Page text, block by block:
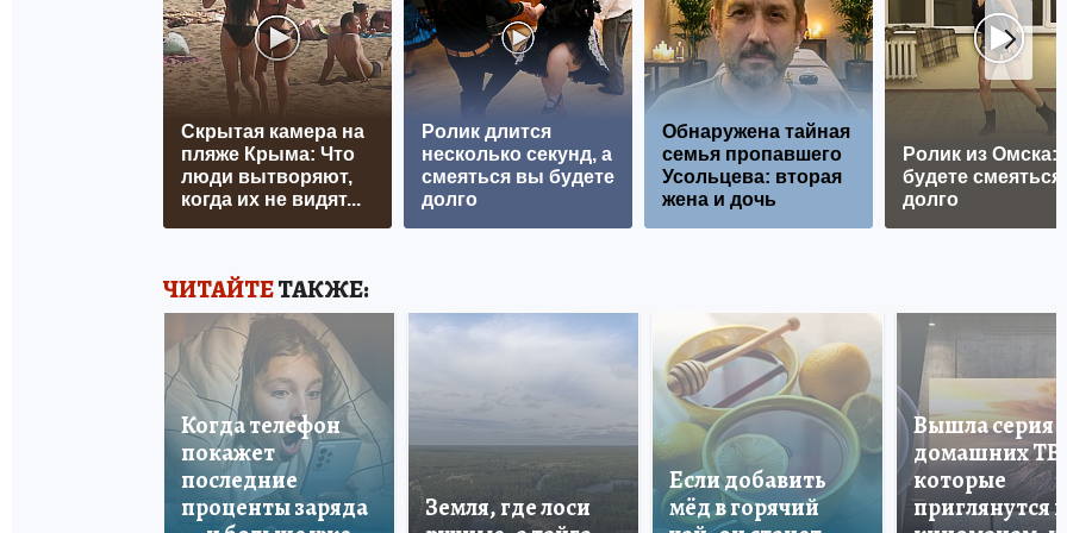
Скрытая камера на
пляже Крыма: Что
люди вытворяют,
когда их не видят...
Ролик длится
несколько секунд, а
смеяться вы будете
долго
Обнаружена тайная
семья пропавшего
Усольцева: вторая
жена и дочь
Ролик из Омска:
будете смеяться
долго
ЧИТАЙТЕТАКЖЕ:
Когда телефон
покажет
последние
проценты заряда
Земля, где лоси
Если добавить
мёд в горячий
Вышла серия
домашних ТВ,
которые
приглянутся и